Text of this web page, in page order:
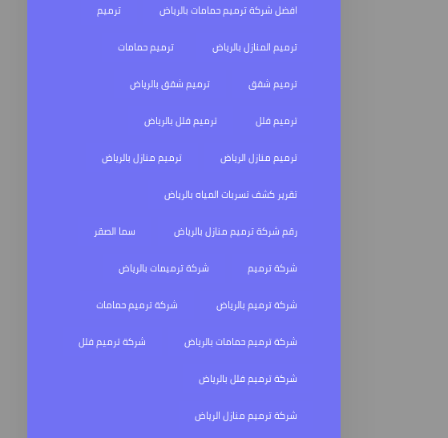
افضل شركة ترميم حمامات بالرياض
ترميم
ترميم المنازل بالرياض
ترميم حمامات
ترميم شقق
ترميم شقق بالرياض
ترميم فلل
ترميم فلل بالرياض
ترميم منازل الرياض
ترميم منازل بالرياض
تقرير كشف تسربات المياه بالرياض
رقم شركة ترميم منازل بالرياض
سما الصقر
شركة ترميم
شركة ترميمات بالرياض
شركة ترميم بالرياض
شركة ترميم حمامات
شركة ترميم حمامات بالرياض
شركة ترميم فلل
شركة ترميم فلل بالرياض
شركة ترميم منازل الرياض